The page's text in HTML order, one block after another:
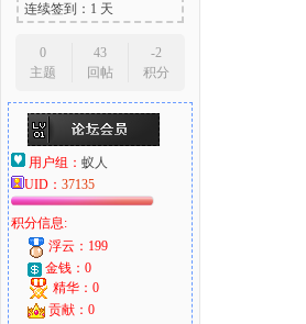
爱
连续签到：1 天
0
主题
43
回帖
-2
积分
用户组： 蚁人
UID： 37135
积分信息:
浮云：199
金钱：0
精华：0
贡献：0